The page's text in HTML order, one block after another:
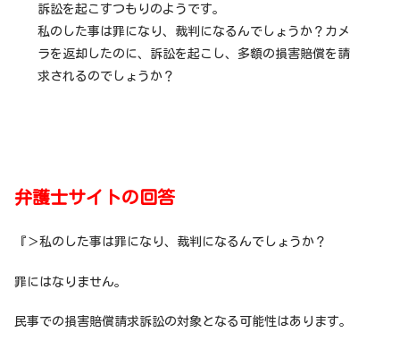
訴訟を起こすつもりのようです。
私のした事は罪になり、裁判になるんでしょうか？カメ
ラを返却したのに、訴訟を起こし、多額の損害賠償を請
求されるのでしょうか？
弁護士サイトの回答
『＞私のした事は罪になり、裁判になるんでしょうか？
罪にはなりません。
民事での損害賠償請求訴訟の対象となる可能性はあります。